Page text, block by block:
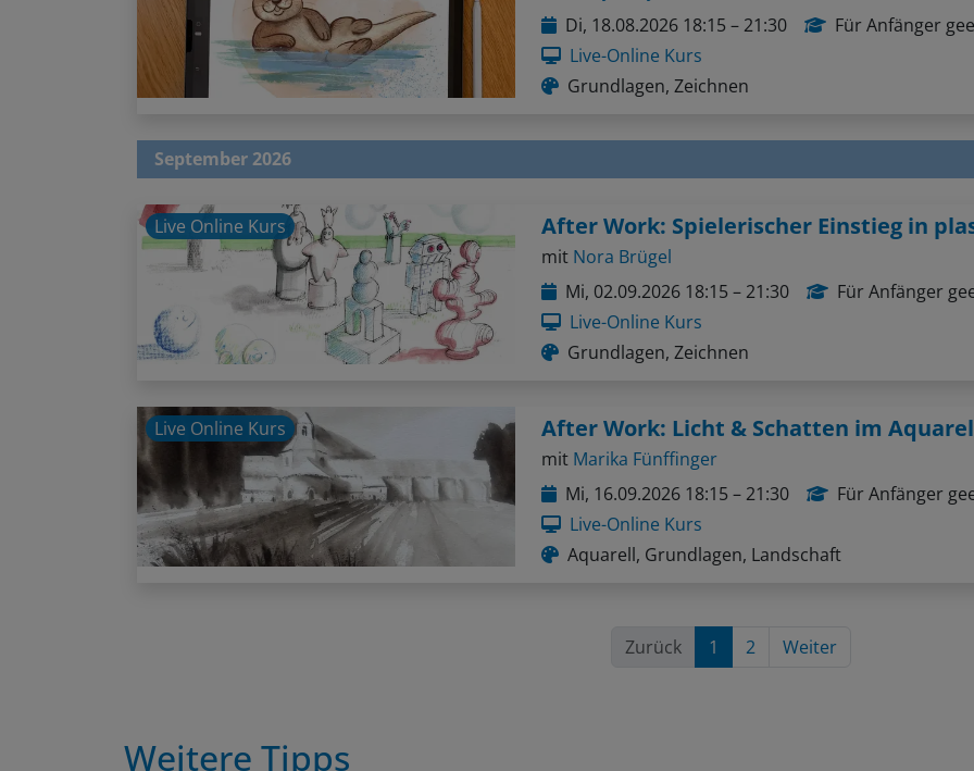
Di, 18.08.2026 18:15 – 21:30
Für Anfänger
Live-Online Kurs
Grundlagen, Zeichnen
September 2026
Live Online Kurs
mit Nora Brügel
Mi, 02.09.2026 18:15 – 21:30
Für Anfänger
Live-Online Kurs
Grundlagen, Zeichnen
Live Online Kurs
mit Marika Fünffinger
Mi, 16.09.2026 18:15 – 21:30
Für Anfänger
Live-Online Kurs
Aquarell, Grundlagen, Landschaft
Zurück 1 2 Weiter
Weitere Tipps